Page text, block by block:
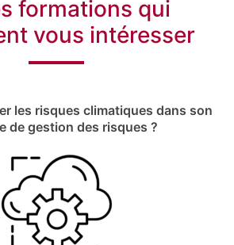
formations qui
vous intéresser
les risques climatiques dans son
de gestion des risques ?